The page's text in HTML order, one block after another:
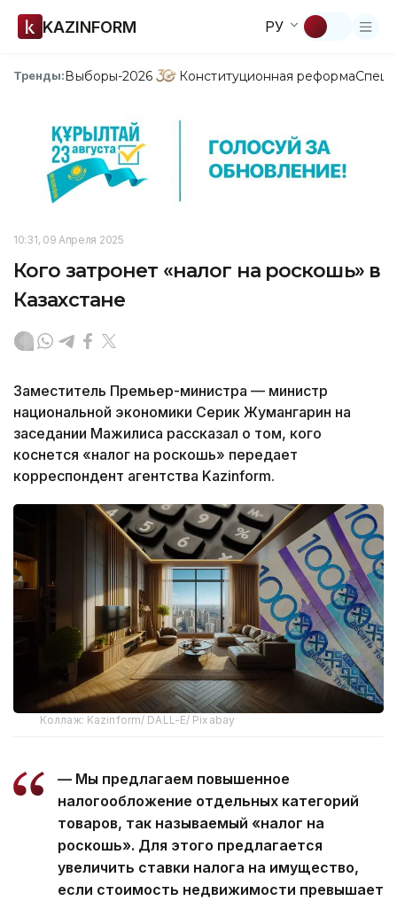
KAZINFORM РУ
Тренды:Выборы-2026 Конституционная реформа
10:31, 09 Апреля 2025
Кого затронет «налог на роскошь» в
Казахстане
Заместитель Премьер-министра — министр
национальной экономики Серик Жумангарин на
заседании Мажилиса рассказал о том, кого
коснется «налог на роскошь» передает
корреспондент агентства Kazinform.
Коллаж: Kazinform/ DALL-E/ Pixabay
— Мы предлагаем повышенное
налогообложение отдельных категорий
товаров, так называемый «налог на
роскошь». Для этого предлагается
увеличить ставки налога на имущество,
если стоимость недвижимости превышает